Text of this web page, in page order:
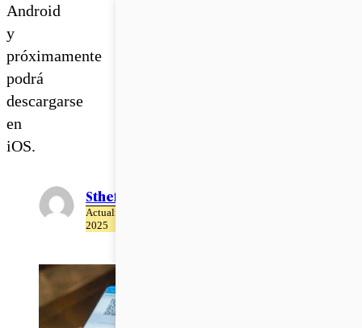
Android
y
próximamente
podrá
descargarse
en
iOS.
Sthefania Díaz
Actualizado el 22 de Abril del
2025